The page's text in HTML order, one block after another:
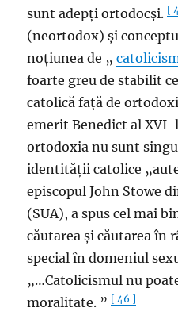
sunt adepți ortodocși.[
(neortodox) și
noțiunea de „
foarte greu de stabilit
catolică față de
emerit Benedict al
ortodoxia nu sunt
identității catolice
episcopul John Stowe
(SUA), a spus cel mai
căutarea și căutarea în
special în domeniul
„…Catolicismul nu
moralitate. ”[ 46 ]